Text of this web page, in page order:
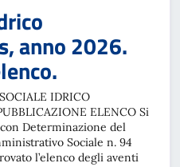
anno 2026.
IDRICO
ELENCO Si
Determinazione del
Sociale n. 94
l’elenco degli aventi